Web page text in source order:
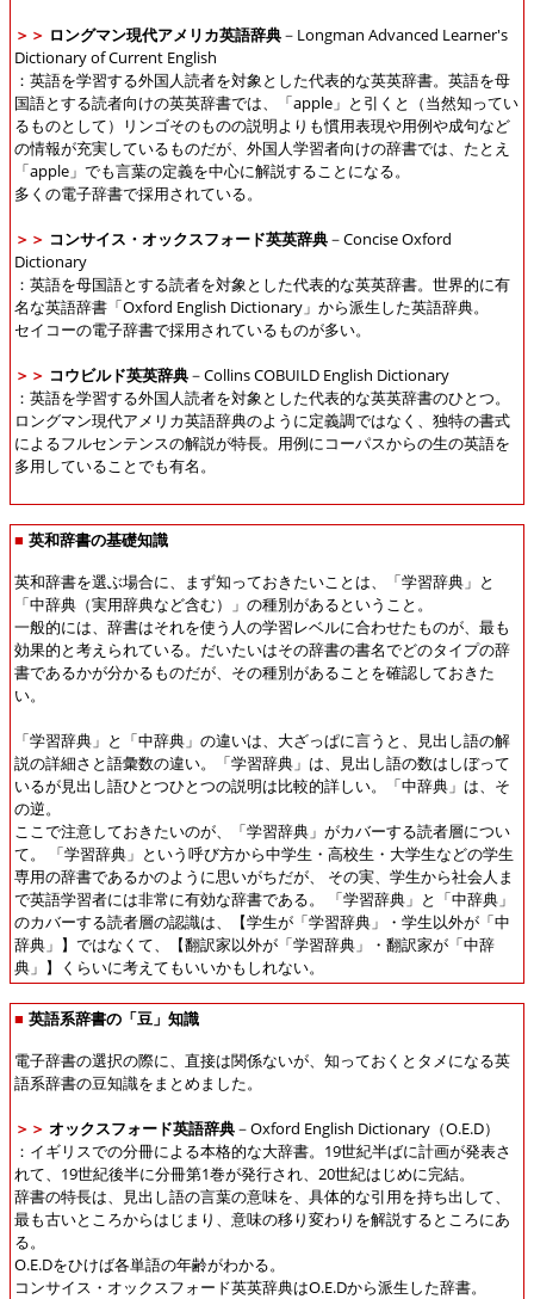
＞＞ ロングマン現代アメリカ英語辞典－Longman Advanced Learner's
Dictionary of Current English
：英語を学習する外国人読者を対象とした代表的な英英辞書。英語を母
国語とする読者向けの英英辞書では、「apple」と引くと（当然知ってい
るものとして）リンゴそのものの説明よりも慣用表現や用例や成句など
の情報が充実しているものだが、外国人学習者向けの辞書では、たとえ
「apple」でも言葉の定義を中心に解説することになる。
多くの電子辞書で採用されている。
＞＞ コンサイス・オックスフォード英英辞典－Concise Oxford
Dictionary
：英語を母国語とする読者を対象とした代表的な英英辞書。世界的に有
名な英語辞書「Oxford English Dictionary」から派生した英語辞典。
セイコーの電子辞書で採用されているものが多い。
＞＞ コウビルド英英辞典－Collins COBUILD English Dictionary
：英語を学習する外国人読者を対象とした代表的な英英辞書のひとつ。
ロングマン現代アメリカ英語辞典のように定義調ではなく、独特の書式
によるフルセンテンスの解説が特長。用例にコーパスからの生の英語を
多用していることでも有名。
■ 英和辞書の基礎知識
英和辞書を選ぶ場合に、まず知っておきたいことは、「学習辞典」と
「中辞典（実用辞典など含む）」の種別があるということ。
一般的には、辞書はそれを使う人の学習レベルに合わせたものが、最も
効果的と考えられている。だいたいはその辞書の書名でどのタイプの辞
書であるかが分かるものだが、その種別があることを確認しておきた
い。
「学習辞典」と「中辞典」の違いは、大ざっぱに言うと、見出し語の解
説の詳細さと語彙数の違い。「学習辞典」は、見出し語の数はしぼって
いるが見出し語ひとつひとつの説明は比較的詳しい。「中辞典」は、そ
の逆。
ここで注意しておきたいのが、「学習辞典」がカバーする読者層につい
て。 「学習辞典」という呼び方から中学生・高校生・大学生などの学生
専用の辞書であるかのように思いがちだが、 その実、学生から社会人ま
で英語学習者には非常に有効な辞書である。 「学習辞典」と「中辞典」
のカバーする読者層の認識は、【学生が「学習辞典」・学生以外が「中
辞典」】ではなくて、【翻訳家以外が「学習辞典」・翻訳家が「中辞
典」】くらいに考えてもいいかもしれない。
■ 英語系辞書の「豆」知識
電子辞書の選択の際に、直接は関係ないが、知っておくとタメになる英
語系辞書の豆知識をまとめました。
＞＞ オックスフォード英語辞典－Oxford English Dictionary（O.E.D）
：イギリスでの分冊による本格的な大辞書。19世紀半ばに計画が発表さ
れて、19世紀後半に分冊第1巻が発行され、20世紀はじめに完結。
辞書の特長は、見出し語の言葉の意味を、具体的な引用を持ち出して、
最も古いところからはじまり、意味の移り変わりを解説するところにあ
る。
O.E.Dをひけば各単語の年齢がわかる。
コンサイス・オックスフォード英英辞典はO.E.Dから派生した辞書。